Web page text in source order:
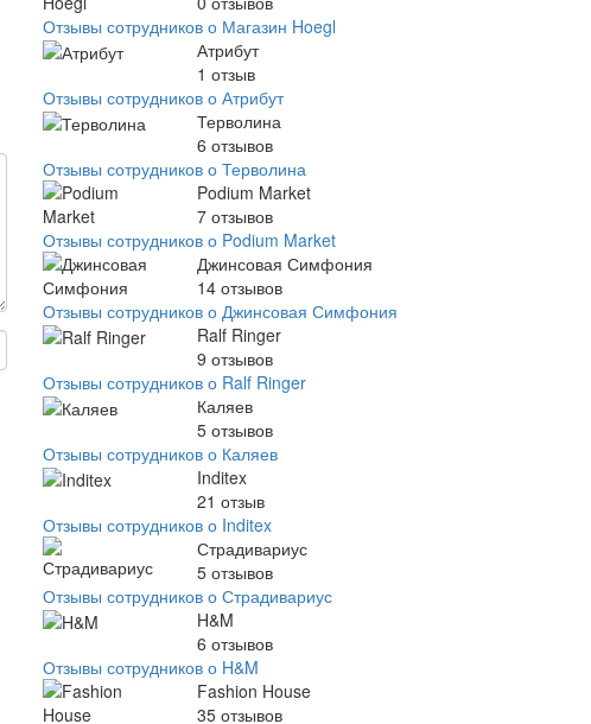
Отзывы сотрудников о Магазин Hoegl
Атрибут
1 отзыв
Отзывы сотрудников о Атрибут
Терволина
6 отзывов
Отзывы сотрудников о Терволина
Podium Market
7 отзывов
Отзывы сотрудников о Podium Market
Джинсовая Симфония
14 отзывов
Отзывы сотрудников о Джинсовая Симфония
Ralf Ringer
9 отзывов
Отзывы сотрудников о Ralf Ringer
Каляев
5 отзывов
Отзывы сотрудников о Каляев
Inditex
21 отзыв
Отзывы сотрудников о Inditex
Страдивариус
5 отзывов
Отзывы сотрудников о Страдивариус
H&M
6 отзывов
Отзывы сотрудников о H&M
Fashion House
35 отзывов